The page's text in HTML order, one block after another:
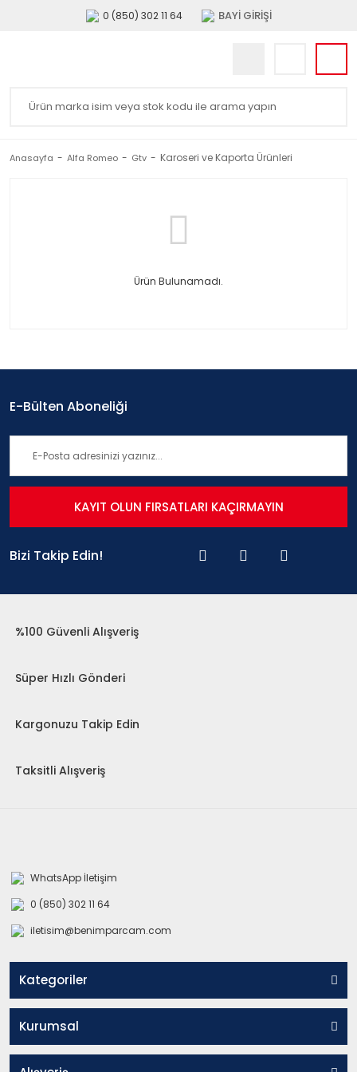
0 (850) 302 11 64 BAYİ GİRİŞİ
Anasayfa Alfa Romeo Gtv Karoseri ve Kaporta Ürünleri
Ürün Bulunamadı.
E-Bülten Aboneliği
KAYIT OLUN FIRSATLARI KAÇIRMAYIN
Bizi Takip Edin!
%100 Güvenli Alışveriş
Süper Hızlı Gönderi
Kargonuzu Takip Edin
Taksitli Alışveriş
WhatsApp İletişim
0 (850) 302 11 64
iletisim@benimparcam.com
Kategoriler
Kurumsal